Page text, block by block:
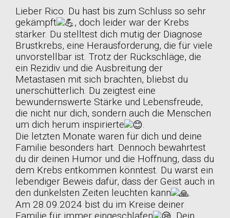
Lieber Rico. Du hast bis zum Schluss so sehr
gekämpft
, doch leider war der Krebs
stärker. Du stelltest dich mutig der Diagnose
Brustkrebs, eine Herausforderung, die für viele
unvorstellbar ist. Trotz der Rückschläge, die
ein Rezidiv und die Ausbreitung der
Metastasen mit sich brachten, bliebst du
unerschütterlich. Du zeigtest eine
bewundernswerte Stärke und Lebensfreude,
die nicht nur dich, sondern auch die Menschen
um dich herum inspirierte
.
Die letzten Monate waren für dich und deine
Familie besonders hart. Dennoch bewahrtest
du dir deinen Humor und die Hoffnung, dass du
dem Krebs entkommen könntest. Du warst ein
lebendiger Beweis dafür, dass der Geist auch in
den dunkelsten Zeiten leuchten kann
.
Am 28.09.2024 bist du im Kreise deiner